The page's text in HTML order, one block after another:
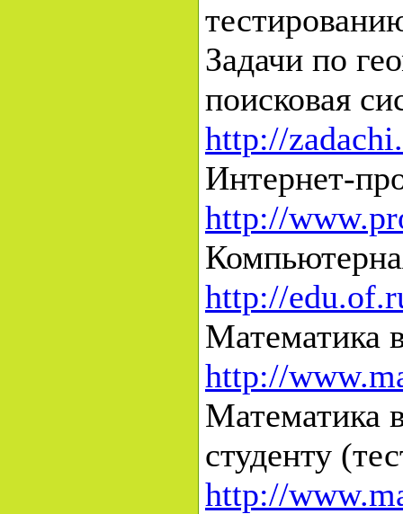
Задачи по
поисковая
http://
Интернет-
http://
http://
Математика
http://
Математика
студенту
http://